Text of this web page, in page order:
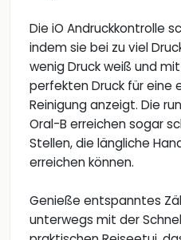
Die iO Andruckkontrolle
indem sie bei zu viel
wenig Druck weiß und
perfekten Druck für eine
Reinigung anzeigt. Die
Oral-B erreichen sogar
Stellen, die längliche
erreichen können.
Genieße entspanntes
unterwegs mit der